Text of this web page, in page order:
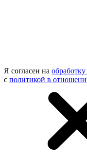
Я согласен на
с политикой в